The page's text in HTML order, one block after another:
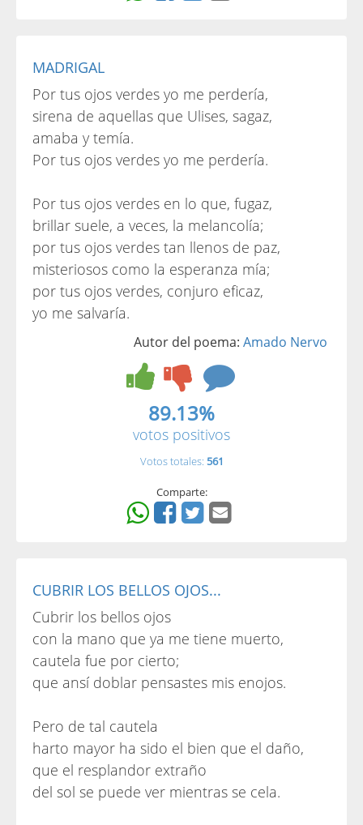
MADRIGAL
Por tus ojos verdes yo me perdería,
sirena de aquellas que Ulises, sagaz,
amaba y temía.
Por tus ojos verdes yo me perdería.
Por tus ojos verdes en lo que, fugaz,
brillar suele, a veces, la melancolía;
por tus ojos verdes tan llenos de paz,
misteriosos como la esperanza mía;
por tus ojos verdes, conjuro eficaz,
yo me salvaría.
Autor del poema: Amado Nervo
89.13%
votos positivos
Votos totales: 561
Comparte:
CUBRIR LOS BELLOS OJOS...
Cubrir los bellos ojos
con la mano que ya me tiene muerto,
cautela fue por cierto;
que ansí doblar pensastes mis enojos.
Pero de tal cautela
harto mayor ha sido el bien que el daño,
que el resplandor extraño
del sol se puede ver mientras se cela.